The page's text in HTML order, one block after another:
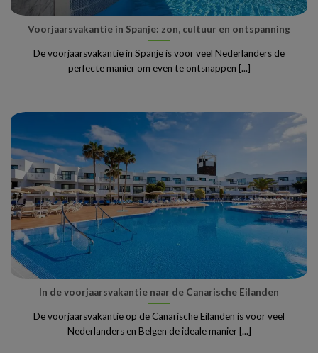
Voorjaarsvakantie in Spanje: zon, cultuur en ontspanning
De voorjaarsvakantie in Spanje is voor veel Nederlanders de
perfecte manier om even te ontsnappen [...]
In de voorjaarsvakantie naar de Canarische Eilanden
De voorjaarsvakantie op de Canarische Eilanden is voor veel
Nederlanders en Belgen de ideale manier [...]